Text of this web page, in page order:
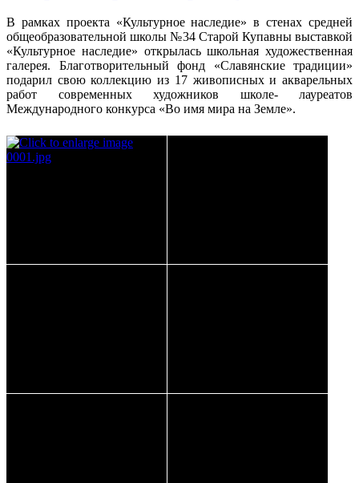
В рамках проекта «Культурное наследие» в стенах средней
общеобразовательной школы №34 Старой Купавны выставкой
«Культурное наследие» открылась школьная художественная
галерея. Благотворительный фонд «Славянские традиции»
подарил свою коллекцию из 17 живописных и акварельных
работ современных художников школе- лауреатов
Международного конкурса «Во имя мира на Земле».